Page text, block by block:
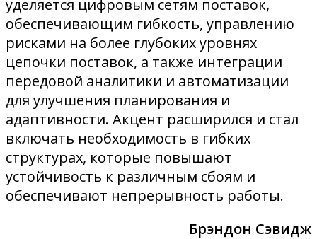
уделяется цифровым сетям поставок,
обеспечивающим гибкость, управлению
рисками на более глубоких уровнях
цепочки поставок, а также интеграции
передовой аналитики и автоматизации
для улучшения планирования и
адаптивности. Акцент расширился и стал
включать необходимость в гибких
структурах, которые повышают
устойчивость к различным сбоям и
обеспечивают непрерывность работы.
Брэндон Сэвидж